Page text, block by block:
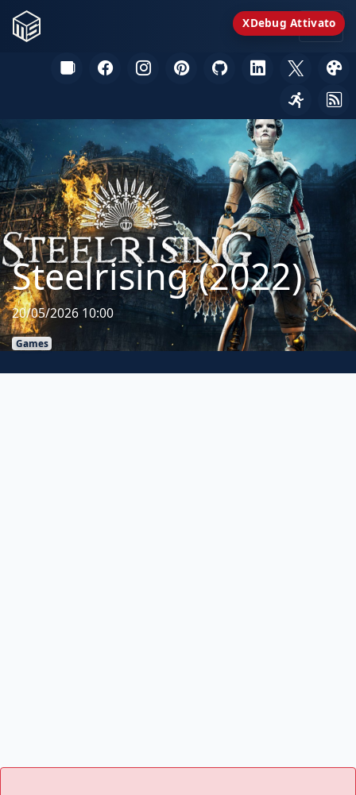
XDebug Attivato
Steelrising (2022)
20/05/2026 10:00
Games